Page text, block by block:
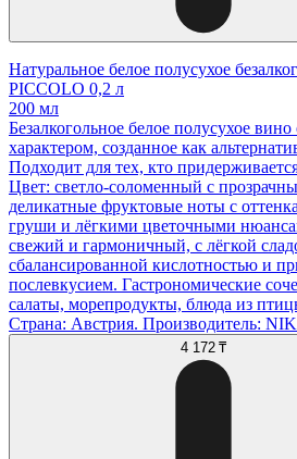
Натуральное белое полусухое
PICCOLO 0,2 л
200 мл
Безалкогольное белое полусухое
характером, созданное как
Подходит для тех, кто
Цвет: светло-соломенный с
деликатные фруктовые ноты с
груши и лёгкими цветочными
свежий и гармоничный, с лёгкой
сбалансированной кислотностью и
послевкусием. Гастрономические
салаты, морепродукты, блюда из
Страна: Австрия. Производитель:
4 172 ₸